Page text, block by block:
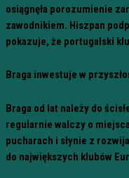
osiągnęła porozumienie
zawodnikiem. Hiszpan
pokazuje, że portugalski
Braga inwestuje w
Braga od lat należy do
regularnie walczy o
pucharach i słynie z
do największych klubów